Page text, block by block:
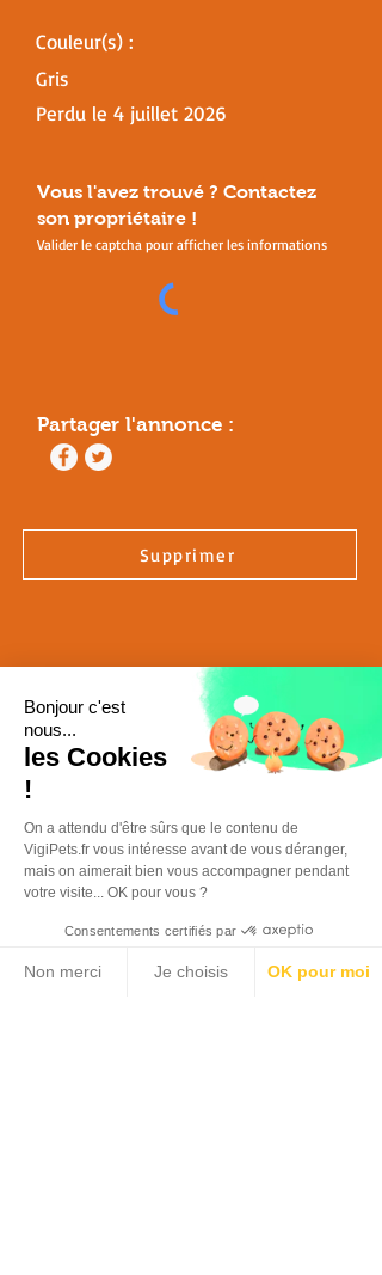
Couleur(s) :
Gris
Perdu le4 juillet 2026
Vous l'avez trouvé ? Contactez
son propriétaire !
Valider le captcha pour afficher les informations
Partager l'annonce :
Supprimer
Bonjour c'est
nous...
les Cookies
!
On a attendu d'être sûrs que le contenu de
VigiPets.fr vous intéresse avant de vous déranger,
mais on aimerait bien vous accompagner pendant
votre visite... OK pour vous ?
Consentements certifiés par
Non merci Je choisis OK pour moi